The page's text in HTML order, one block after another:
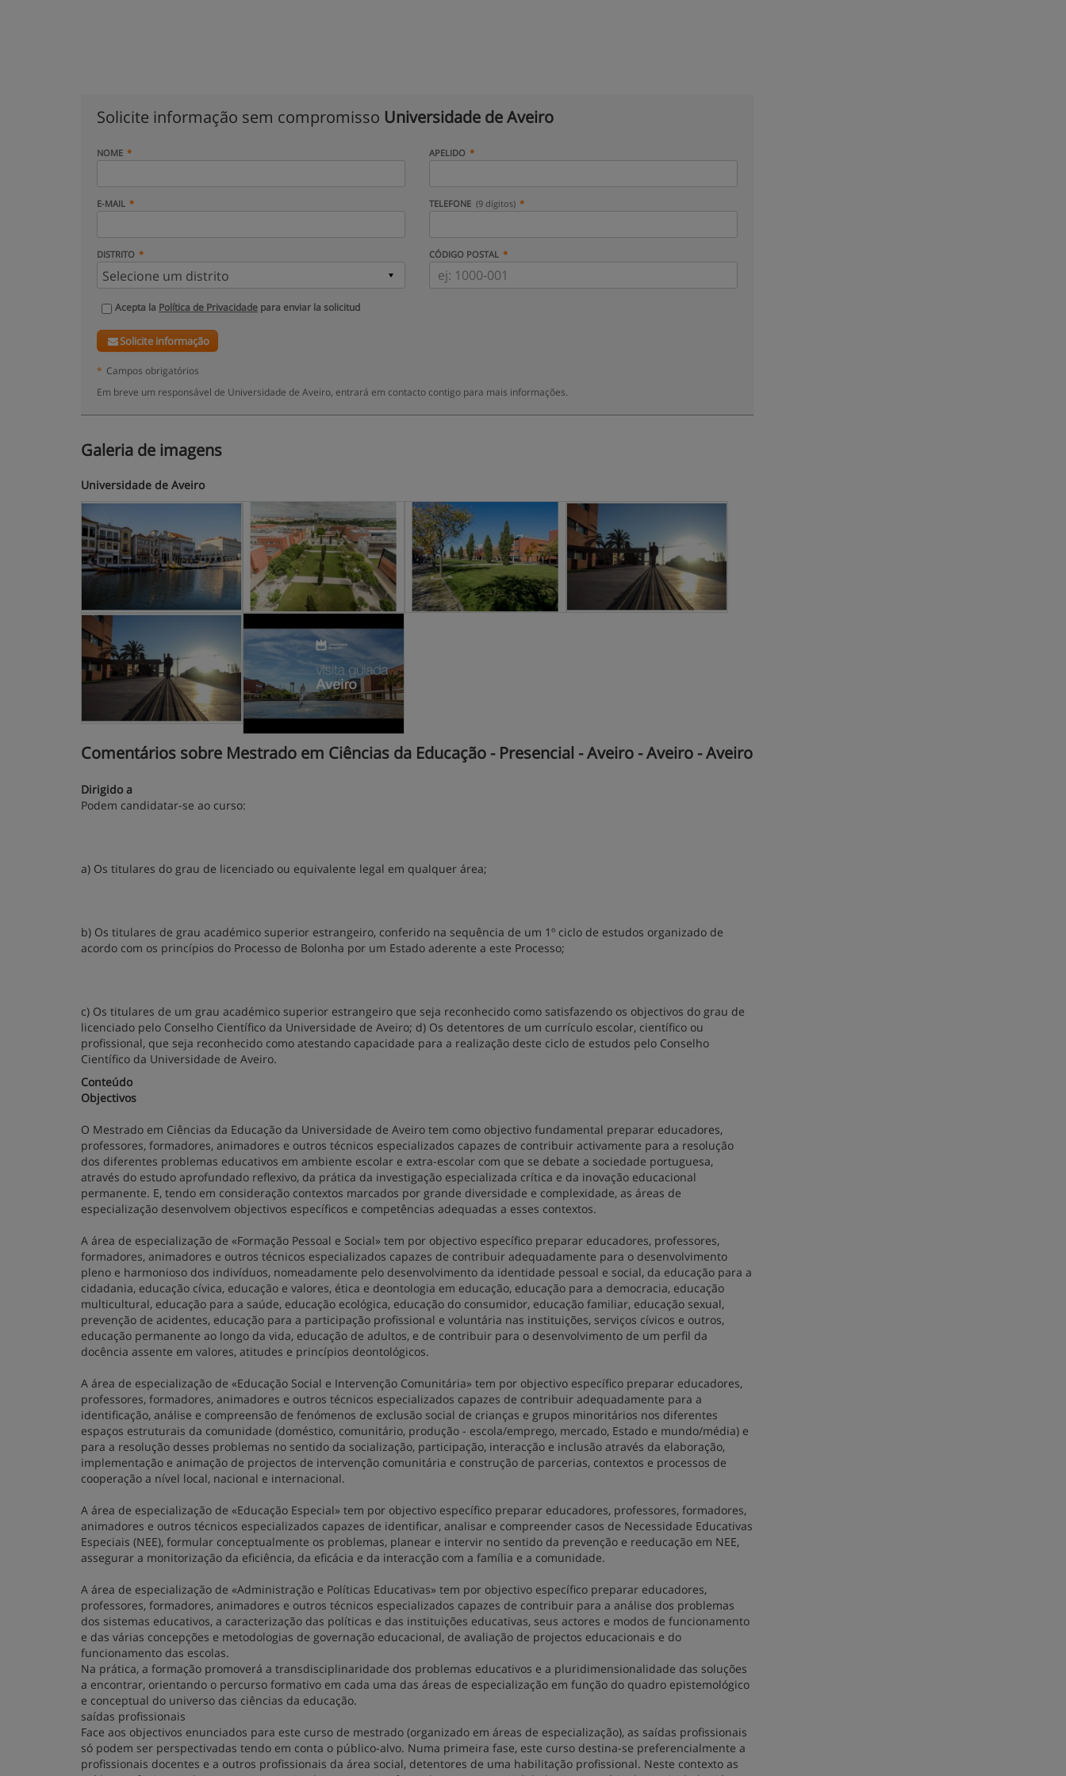
Solicite informação sem compromisso Universidade de Aveiro
NOME APELIDO
E-MAIL TELEFONE (9 dígitos)
DISTRITO CÓDIGO POSTAL
Acepta la Política de Privacidade para enviar la solicitud
Solicite informação
* Campos obrigatórios
Em breve um responsável de Universidade de Aveiro, entrará em contacto contigo para mais informações.
Galeria de imagens
Universidade de Aveiro
Comentários sobre Mestrado em Ciências da Educação - Presencial - Aveiro - Aveiro - Aveiro
Dirigido a
Podem candidatar-se ao curso:
a) Os titulares do grau de licenciado ou equivalente legal em qualquer área;
b) Os titulares de grau académico superior estrangeiro, conferido na sequência de um 1º ciclo de estudos organizado de
acordo com os princípios do Processo de Bolonha por um Estado aderente a este Processo;
c) Os titulares de um grau académico superior estrangeiro que seja reconhecido como satisfazendo os objectivos do grau de
licenciado pelo Conselho Científico da Universidade de Aveiro; d) Os detentores de um currículo escolar, científico ou
profissional, que seja reconhecido como atestando capacidade para a realização deste ciclo de estudos pelo Conselho
Científico da Universidade de Aveiro.
Conteúdo
Objectivos
O Mestrado em Ciências da Educação da Universidade de Aveiro tem como objectivo fundamental preparar educadores,
professores, formadores, animadores e outros técnicos especializados capazes de contribuir activamente para a resolução
dos diferentes problemas educativos em ambiente escolar e extra-escolar com que se debate a sociedade portuguesa,
através do estudo aprofundado reflexivo, da prática da investigação especializada crítica e da inovação educacional
permanente. E, tendo em consideração contextos marcados por grande diversidade e complexidade, as áreas de
especialização desenvolvem objectivos específicos e competências adequadas a esses contextos.
A área de especialização de «Formação Pessoal e Social» tem por objectivo específico preparar educadores, professores,
formadores, animadores e outros técnicos especializados capazes de contribuir adequadamente para o desenvolvimento
pleno e harmonioso dos indivíduos, nomeadamente pelo desenvolvimento da identidade pessoal e social, da educação para a
cidadania, educação cívica, educação e valores, ética e deontologia em educação, educação para a democracia, educação
multicultural, educação para a saúde, educação ecológica, educação do consumidor, educação familiar, educação sexual,
prevenção de acidentes, educação para a participação profissional e voluntária nas instituições, serviços cívicos e outros,
educação permanente ao longo da vida, educação de adultos, e de contribuir para o desenvolvimento de um perfil da
docência assente em valores, atitudes e princípios deontológicos.
A área de especialização de «Educação Social e Intervenção Comunitária» tem por objectivo específico preparar educadores,
professores, formadores, animadores e outros técnicos especializados capazes de contribuir adequadamente para a
identificação, análise e compreensão de fenómenos de exclusão social de crianças e grupos minoritários nos diferentes
espaços estruturais da comunidade (doméstico, comunitário, produção - escola/emprego, mercado, Estado e mundo/média) e
para a resolução desses problemas no sentido da socialização, participação, interacção e inclusão através da elaboração,
implementação e animação de projectos de intervenção comunitária e construção de parcerias, contextos e processos de
cooperação a nível local, nacional e internacional.
A área de especialização de «Educação Especial» tem por objectivo específico preparar educadores, professores, formadores,
animadores e outros técnicos especializados capazes de identificar, analisar e compreender casos de Necessidade Educativas
Especiais (NEE), formular conceptualmente os problemas, planear e intervir no sentido da prevenção e reeducação em NEE,
assegurar a monitorização da eficiência, da eficácia e da interacção com a família e a comunidade.
A área de especialização de «Administração e Políticas Educativas» tem por objectivo específico preparar educadores,
professores, formadores, animadores e outros técnicos especializados capazes de contribuir para a análise dos problemas
dos sistemas educativos, a caracterização das políticas e das instituições educativas, seus actores e modos de funcionamento
e das várias concepções e metodologias de governação educacional, de avaliação de projectos educacionais e do
funcionamento das escolas.
Na prática, a formação promoverá a transdisciplinaridade dos problemas educativos e a pluridimensionalidade das soluções
a encontrar, orientando o percurso formativo em cada uma das áreas de especialização em função do quadro epistemológico
e conceptual do universo das ciências da educação.
saídas profissionais
Face aos objectivos enunciados para este curso de mestrado (organizado em áreas de especialização), as saídas profissionais
só podem ser perspectivadas tendo em conta o público-alvo. Numa primeira fase, este curso destina-se preferencialmente a
profissionais docentes e a outros profissionais da área social, detentores de uma habilitação profissional. Neste contexto as